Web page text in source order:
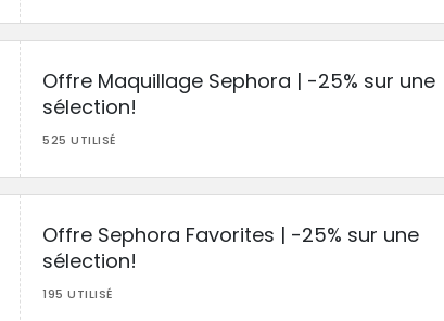
Offre Maquillage Sephora | -25% sur une
sélection!
525 UTILISÉ
Offre Sephora Favorites | -25% sur une
sélection!
195 UTILISÉ